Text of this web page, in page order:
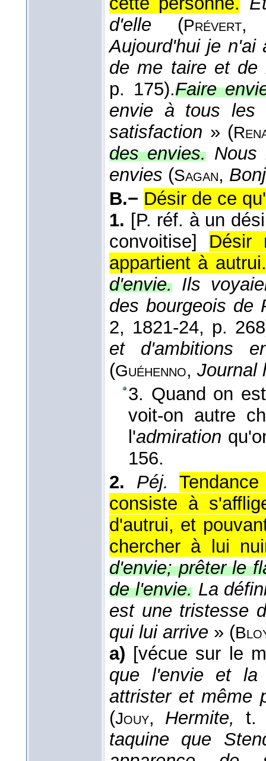
d'elle (Prévert
Aujourd'hui je n'ai
de me taire et de
p. 175).Faire
envie à tous les
satisfaction » (
des envies. Nous
envies (Sagan,
B.− Désir de ce
1. [P. réf. à un
convoitise]
Désir
appartient à autrui.
d'envie. Ils
des bourgeois de
2, 1821-24, p.
et d'ambitions
(Guéhenno, Journal
3. Quand on
voit-on autre
l'admiration
156.
2.
Péj.
consiste à
d'autrui, et
chercher à lui
d'envie; prêter le
de l'envie. La
est une tristesse
qui lui arrive » (
a) [vécue sur le
que l'envie et la
attrister et même
(Jouy, Hermite, t.
taquine que